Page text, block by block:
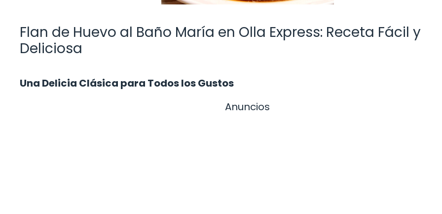
Flan de Huevo al Baño María en Olla Express: Receta Fácil y
Deliciosa
Una Delicia Clásica para Todos los Gustos
Anuncios